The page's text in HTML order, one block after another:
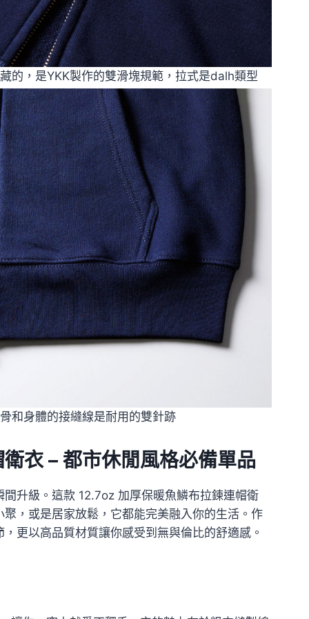
的，是YKK製作的雙滑塊規範，拉式是dalh類型
和身體的接縫線是耐用的雙針跡
衣 – 都市休閒風格必備單品
升級。這款 12.7oz 加厚保暖魚鱗布拉鍊連帽衛
，或是居家放鬆，它都能完美融入你的生活。作
更以高品質材質讓你感受到無與倫比的舒適感。